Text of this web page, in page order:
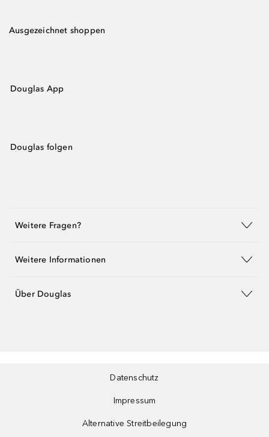
Ausgezeichnet shoppen
Douglas App
Douglas folgen
Weitere Fragen?
Weitere Informationen
Über Douglas
Datenschutz
Impressum
Alternative Streitbeilegung